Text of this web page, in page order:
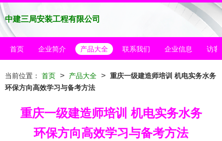
中建三局安装工程有限公司
首页 企业简介 产品大全 联系我们 企业信息 访客
当前位置： 首页 > 产品大全 > 重庆一级建造师培训 机电实务水务
环保方向高效学习与备考方法
重庆一级建造师培训 机电实务水务
环保方向高效学习与备考方法